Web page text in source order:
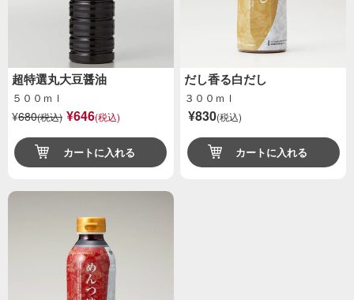
超特選丸大豆醤油
５００ｍｌ
¥680(税込) ¥646(税込)
カートに入れる
だし香る白だし
３００ｍｌ
¥830(税込)
カートに入れる